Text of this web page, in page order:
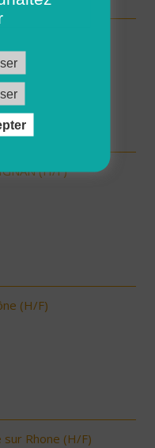
(H/F)
(H/F)
sur Rhone (H/F)